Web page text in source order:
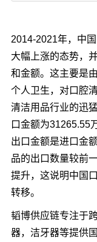
2014-2021年，中
大幅上涨的态势，
和金额。这主要是
个人卫生，对口腔
清洁用品行业的迅
口金额为31265.55
出口金额是进口金
品的出口数量较前
提升，这说明中国
转移。
韬博供应链专注于
器，洁牙器等提供